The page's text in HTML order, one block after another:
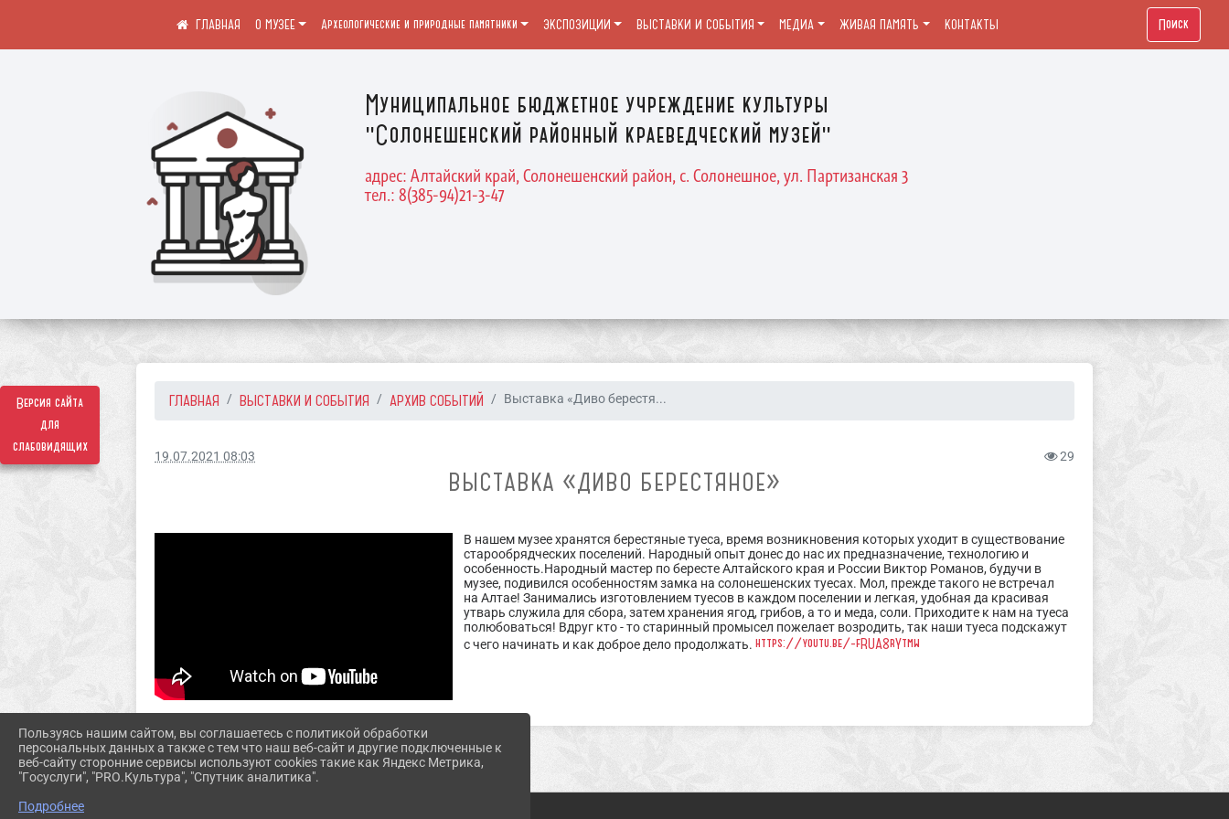
Версия сайта
для
слабовидящих
Муниципальное бюджетное учреждение культуры
"Солонешенский районный краеведческий музей"
адрес: Алтайский край, Солонешенский район, с. Солонешное, ул. Партизанская 3
тел.: 8(385-94)21-3-47
О МУЗЕЕ Археологические и природные памятники ЭКСПОЗИЦИИ ВЫСТАВКИ И СОБЫТИЯ МЕДИА ЖИВАЯ ПАМЯТЬ КОНТАКТЫ Поиск
ГЛАВНАЯ ВЫСТАВКИ И СОБЫТИЯ АРХИВ СОБЫТИЙ Выставка «Диво берестя...
19.07.2021 08:03 29
ВЫСТАВКА «ДИВО БЕРЕСТЯНОЕ»
В нашем музее хранятся берестяные туеса, время возникновения которых уходит в существование
старообрядческих поселений. Народный опыт донес до нас их предназначение, технологию и
особенность.Народный мастер по бересте Алтайского края и России Виктор Романов, будучи в
музее, подивился особенностям замка на солонешенских туесах. Мол, прежде такого не встречал
на Алтае! Занимались изготовлением туесов в каждом поселении и легкая, удобная да красивая
утварь служила для сбора, затем хранения ягод, грибов, а то и меда, соли. Приходите к нам на туеса
полюбоваться! Вдруг кто - то старинный промысел пожелает возродить, так наши туеса подскажут
с чего начинать и как доброе дело продолжать.https://youtu.be/-fRUA8rYtmw
Пользуясь нашим сайтом, вы соглашаетесь с политикой обработки
персональных данных а также с тем что наш веб-сайт и другие подключенные к
веб-сайту сторонние сервисы используют cookies такие как Яндекс Метрика,
"Госуслуги", "PRO.Культура", "Спутник аналитика".
Подробнее